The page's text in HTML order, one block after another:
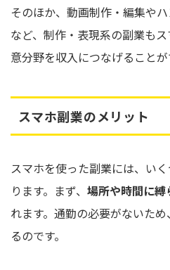
そのほか、動画制作・編集や
など、制作・表現系の副業も
意分野を収入につなげることが
スマホ副業のメリット
スマホを使った副業には、い
ります。まず、 場所や時間に縛
れます。通勤の必要がないた
るのです。